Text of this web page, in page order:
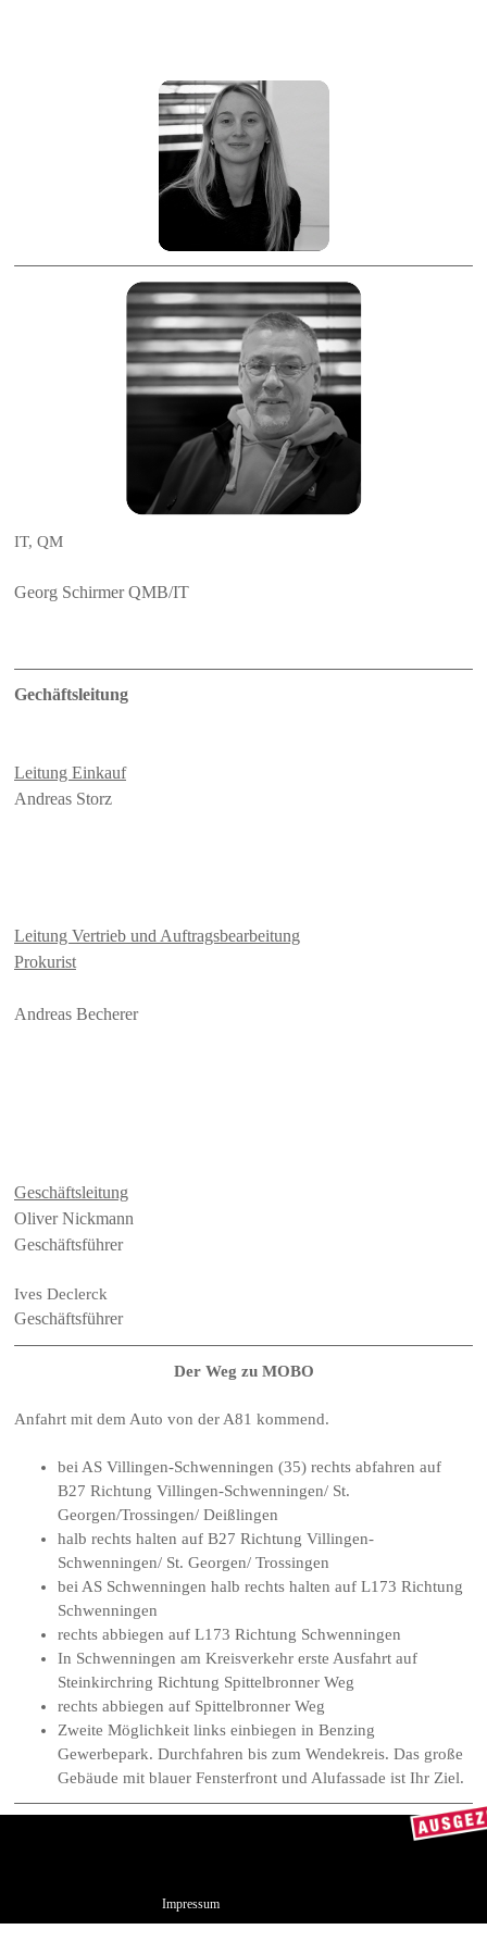
IT, QM
Georg Schirmer QMB/IT
Gechäftsleitung
Leitung Einkauf
Andreas Storz
Leitung Vertrieb und Auftragsbearbeitung
Prokurist
Andreas Becherer
Geschäftsleitung
Oliver Nickmann
Geschäftsführer
Ives Declerck
Geschäftsführer
Der Weg zu MOBO
Anfahrt mit dem Auto von der A81 kommend.
bei AS Villingen-Schwenningen (35) rechts abfahren auf
B27 Richtung Villingen-Schwenningen/ St.
Georgen/Trossingen/ Deißlingen
halb rechts halten auf B27 Richtung Villingen-
Schwenningen/ St. Georgen/ Trossingen
bei AS Schwenningen halb rechts halten auf L173 Richtung
Schwenningen
rechts abbiegen auf L173 Richtung Schwenningen
In Schwenningen am Kreisverkehr erste Ausfahrt auf
Steinkirchring Richtung Spittelbronner Weg
rechts abbiegen auf Spittelbronner Weg
Zweite Möglichkeit links einbiegen in Benzing
Gewerbepark. Durchfahren bis zum Wendekreis. Das große
Gebäude mit blauer Fensterfront und Alufassade ist Ihr Ziel.
Impressum